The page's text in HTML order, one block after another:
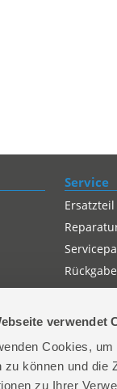
verwendet
Cookies,
zu können und die
zu Ihrer
Service